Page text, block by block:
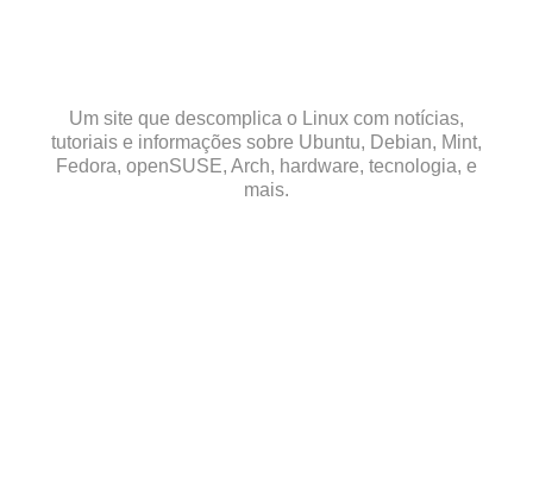
Um site que descomplica o Linux com notícias,
tutoriais e informações sobre Ubuntu, Debian, Mint,
Fedora, openSUSE, Arch, hardware, tecnologia, e
mais.